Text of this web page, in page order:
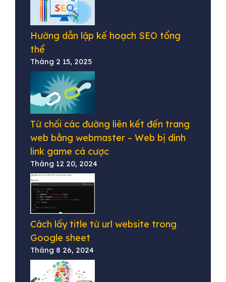
Hướng dẫn lập kế hoạch SEO tổng
thể
Tháng 2 15, 2025
Từ chối các đường liên kết đến trang
web bằng webmaster – Web bị dính
link game cá cược
Tháng 12 20, 2024
Cách lấy title từ url website trong
Google sheet
Tháng 8 26, 2024